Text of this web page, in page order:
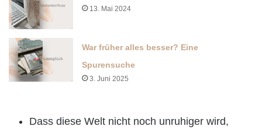
13. Mai 2024
War früher alles besser? Eine
Spurensuche
3. Juni 2025
Dass diese Welt nicht noch unruhiger wird,